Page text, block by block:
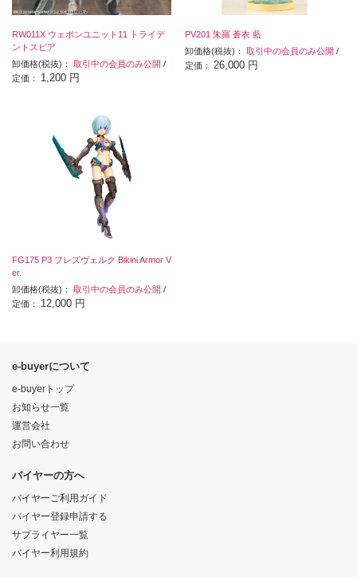
RW011X ウェポンユニット11 トライデ
ントスピア
卸価格(税抜)： 取引中の会員のみ公開 /
定価： 1,200 円
PV201 朱羅 蒼衣 藍
卸価格(税抜)：取引中の会員のみ公開 /
定価： 26,000 円
FG175 P3 フレズヴェルク Bikini Armor V
er.
卸価格(税抜)： 取引中の会員のみ公開 /
定価： 12,000 円
e-buyerについて
e-buyerトップ
お知らせ一覧
運営会社
お問い合わせ
バイヤーの方へ
バイヤーご利用ガイド
バイヤー登録申請する
サプライヤー一覧
バイヤー利用規約